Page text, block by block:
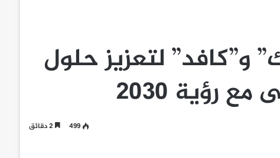
و”كافد” لتعزيز حلول
رؤية 2030
499